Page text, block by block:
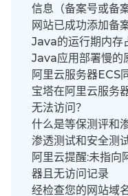
信息（备案号或备
网站已成功添加备
Java的运行期内存
Java应用部署慢的
阿里云服务器ECS
宝塔在阿里云服务
无法访问？
什么是等保测评和
渗透测试和安全测
阿里云提醒:未指向
器且无访问记录
经检查您的网站域